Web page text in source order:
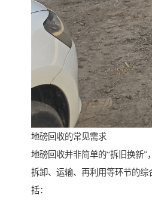
地磅回收的常见需求
地磅回收并非简单的“拆旧换新”
拆卸、运输、再利用等环节的综
括：